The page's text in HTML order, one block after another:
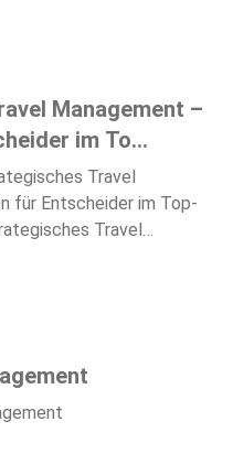
Management –
im To...
Travel
für Entscheider im Top-
Travel
für Entscheider im Top-
für Führungskräfte,
als
Gesellschafter von
effizientes Travel
ist und wie es gezielt
senken, Prozesse zu